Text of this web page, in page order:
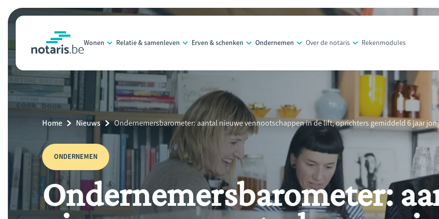
Overslaan
en
naar
inhoud
gaan
Wonen Relatie & samenleven Erven & schenken Ondernemen Over de notaris Rekenmodules
Breadcrumb
Home Nieuws
Current
Page:
Ondernemersbarometer: aantal nieuwe vennootschappen in de lift, oprichters gemiddeld 6 jaar
ONDERNEMEN
Ondernemersbarometer: